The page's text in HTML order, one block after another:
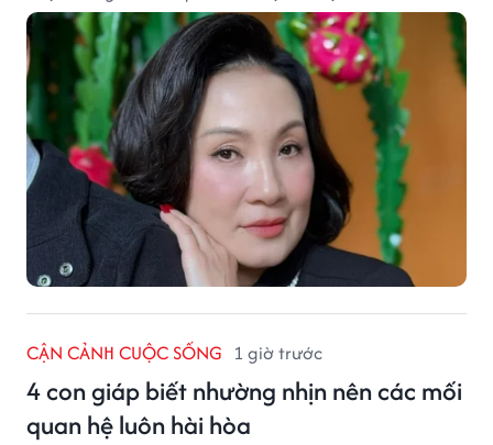
CẬN CẢNH CUỘC SỐNG 1 giờ trước
4 con giáp biết nhường nhịn nên các mối
quan hệ luôn hài hòa